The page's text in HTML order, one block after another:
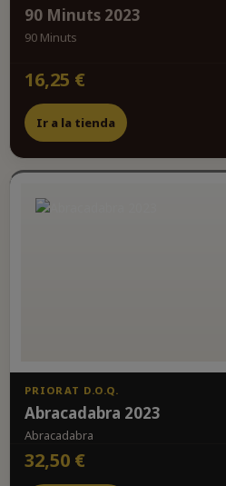
90 Minuts 2023
90 Minuts
16,25 €
Ir a la tienda
PRIORAT D.O.Q.
Abracadabra 2023
Abracadabra
32,50 €